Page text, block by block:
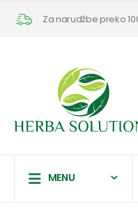
Za narudžbe preko
MENU